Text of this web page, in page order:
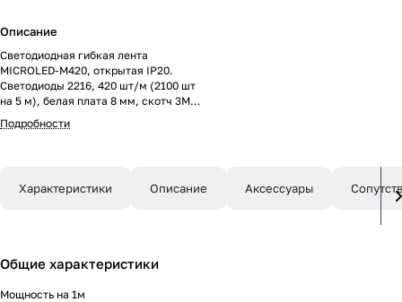
Описание
Светодиодная гибкая лента
MICROLED-M420, открытая IP20.
Светодиоды 2216, 420 шт/м (2100 шт
на 5 м), белая плата 8 мм, скотч 3M.
Цвет ТЕПЛЫЙ 2700 K, цветопередача
CRI>90, угол 120°. Питание 24V,
Подробности
Характеристики Описание Аксессуары
Общие характеристики
Мощность на 1м